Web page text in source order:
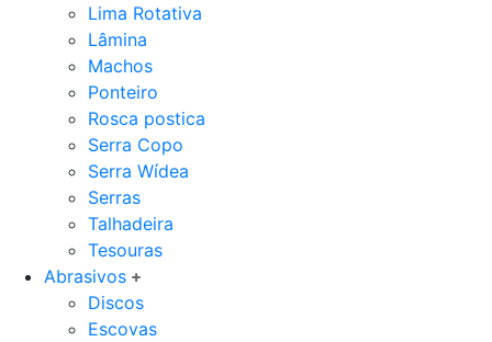
Lima Rotativa
Lâmina
Machos
Ponteiro
Rosca postica
Serra Copo
Serra Wídea
Serras
Talhadeira
Tesouras
Abrasivos
Discos
Escovas